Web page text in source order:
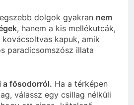
dolgok gyakran nem
, hanem a kis mellékutcák,
kapuk, amik
paradicsomszósz illata
a fősodorról. Ha a térképen
válassz egy csillag nélküli